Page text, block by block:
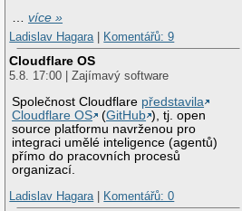
…více »
Ladislav Hagara| Komentářů: 9
Cloudflare OS
5.8. 17:00 | Zajímavý software
Společnost Cloudflare představila
Cloudflare OS
(GitHub ), tj. open
source platformu navrženou pro
integraci umělé inteligence (agentů)
přímo do pracovních procesů
organizací.
Ladislav Hagara| Komentářů: 0